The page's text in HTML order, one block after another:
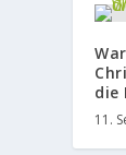
die
11.